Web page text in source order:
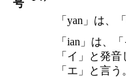
号
「yan」は、
「ian」は、
「イ」と発
「エ」と言